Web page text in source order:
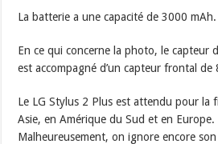
La batterie a une capacité de 3000 mAh.
En ce qui concerne la photo, le capteur
est accompagné d’un capteur frontal de
Le LG Stylus 2 Plus est attendu pour la
Asie, en Amérique du Sud et en Europe.
Malheureusement, on ignore encore